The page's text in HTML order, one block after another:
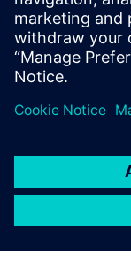
microbiológica.